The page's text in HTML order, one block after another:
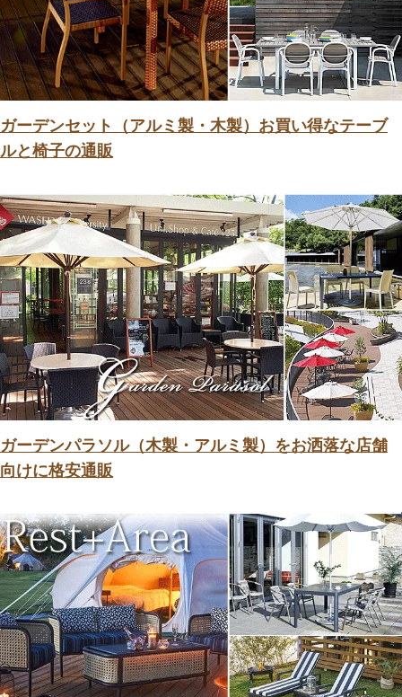
ガーデンセット（アルミ製・木製）お買い得なテーブ
ルと椅子の通販
ガーデンパラソル（木製・アルミ製）をお洒落な店舗
向けに格安通販